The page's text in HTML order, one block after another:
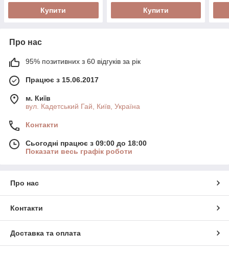
Купити Купити
Про нас
95% позитивних з 60 відгуків за рік
Працює з 15.06.2017
м. Київ
вул. Кадетський Гай, Київ, Україна
Контакти
Сьогодні працює з 09:00 до 18:00
Показати весь графік роботи
Про нас
Контакти
Доставка та оплата